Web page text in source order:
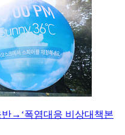
→‘폭염대응 비상대책본